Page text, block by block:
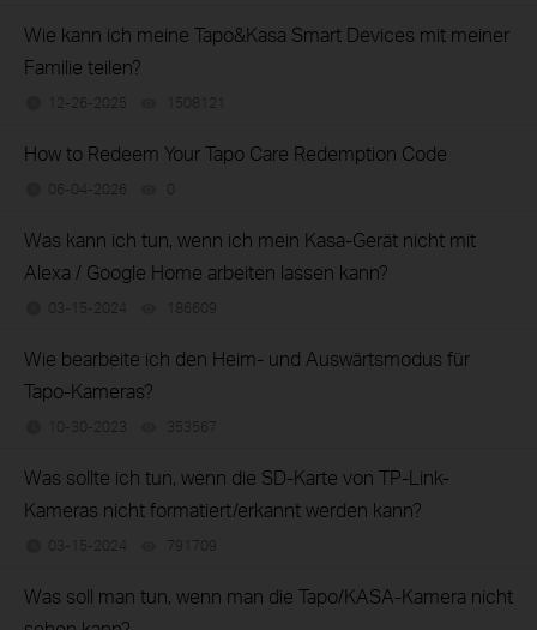
Wie kann ich meine Tapo&Kasa Smart Devices mit meiner
Familie teilen?
12-26-2025 1508121
How to Redeem Your Tapo Care Redemption Code
06-04-2026 0
Was kann ich tun, wenn ich mein Kasa-Gerät nicht mit
Alexa / Google Home arbeiten lassen kann?
03-15-2024 186609
Wie bearbeite ich den Heim- und Auswärtsmodus für
Tapo-Kameras?
10-30-2023 353567
Was sollte ich tun, wenn die SD-Karte von TP-Link-
Kameras nicht formatiert/erkannt werden kann?
03-15-2024 791709
Was soll man tun, wenn man die Tapo/KASA-Kamera nicht